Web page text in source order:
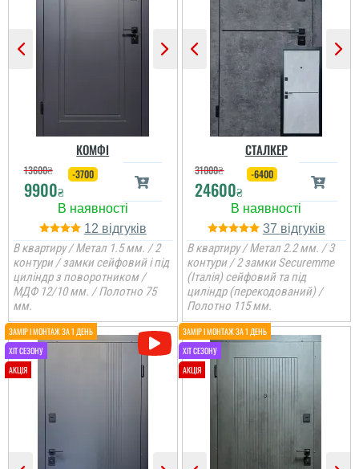
КОМФІ
13600₴
9900₴
-3700
12
В квартиру / Метал 1.5 мм. / 2
контури / замки сейфовий і під
циліндр з поворотником /
МДФ 12/10 мм. / Полотно 75
мм.
СТАЛКЕР
31000₴
24600₴
-6400
37
В квартиру / Метал 2.2 мм. / 3
контури / 2 замки Securemme
(Італія) сейфовий та під
циліндр (перекодований) /
Полотно 115 мм.